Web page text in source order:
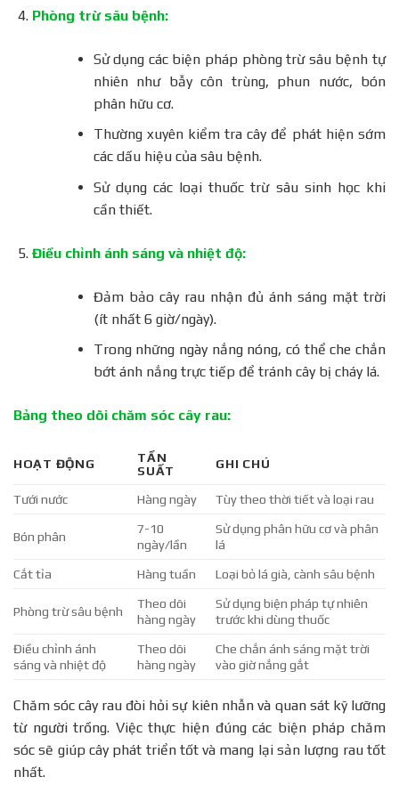
Phòng trừ sâu bệnh:
Sử dụng các biện pháp phòng trừ sâu bệnh tự
nhiên như bẫy côn trùng, phun nước, bón
phân hữu cơ.
Thường xuyên kiểm tra cây để phát hiện sớm
các dấu hiệu của sâu bệnh.
Sử dụng các loại thuốc trừ sâu sinh học khi
cần thiết.
Điều chỉnh ánh sáng và nhiệt độ:
Đảm bảo cây rau nhận đủ ánh sáng mặt trời
(ít nhất 6 giờ/ngày).
Trong những ngày nắng nóng, có thể che chắn
bớt ánh nắng trực tiếp để tránh cây bị cháy lá.
Bảng theo dõi chăm sóc cây rau:
HOẠT ĐỘNG
TẦN
SUẤT
GHI CHÚ
Tưới nước Hàng ngày Tùy theo thời tiết và loại rau
Bón phân
7-10
ngày/lần
Sử dụng phân hữu cơ và phân
lá
Cắt tỉa Hàng tuần Loại bỏ lá già, cành sâu bệnh
Phòng trừ sâu bệnh
Theo dõi
hàng ngày
Sử dụng biện pháp tự nhiên
trước khi dùng thuốc
Điều chỉnh ánh
sáng và nhiệt độ
Theo dõi
hàng ngày
Che chắn ánh sáng mặt trời
vào giờ nắng gắt
Chăm sóc cây rau đòi hỏi sự kiên nhẫn và quan sát kỹ lưỡng
từ người trồng. Việc thực hiện đúng các biện pháp chăm
sóc sẽ giúp cây phát triển tốt và mang lại sản lượng rau tốt
nhất.